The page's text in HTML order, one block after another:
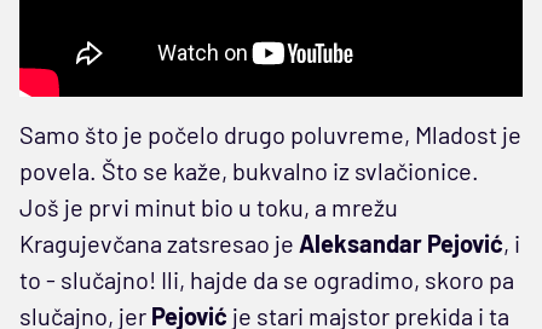
Samo što je počelo drugo poluvreme, Mladost je
povela. Što se kaže, bukvalno iz svlačionice.
Još je prvi minut bio u toku, a mrežu
Kragujevčana zatsresao je Aleksandar Pejović, i
to - slučajno! Ili, hajde da se ogradimo, skoro pa
slučajno, jer Pejović je stari majstor prekida i ta